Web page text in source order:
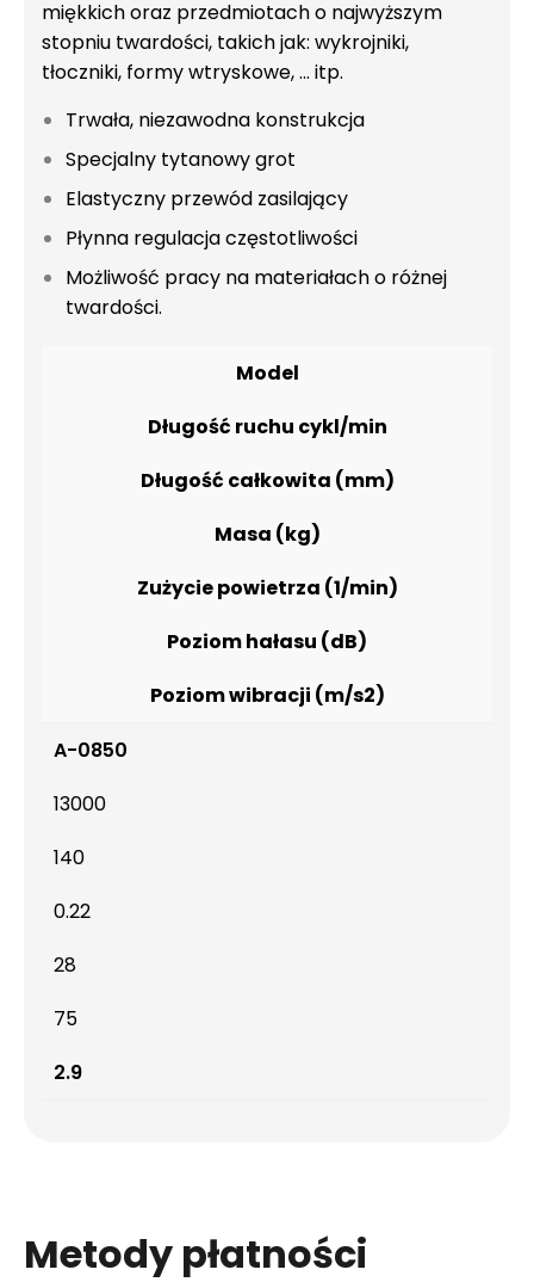
miękkich oraz przedmiotach o najwyższym
stopniu twardości, takich jak: wykrojniki,
tłoczniki, formy wtryskowe, ... itp.
Trwała, niezawodna konstrukcja
Specjalny tytanowy grot
Elastyczny przewód zasilający
Płynna regulacja częstotliwości
Możliwość pracy na materiałach o różnej
twardości.
Model
Długość ruchu cykl/min
Długość całkowita (mm)
Masa (kg)
Zużycie powietrza (1/min)
Poziom hałasu (dB)
Poziom wibracji (m/s2)
A-0850
13000
140
0.22
28
75
2.9
Metody płatności